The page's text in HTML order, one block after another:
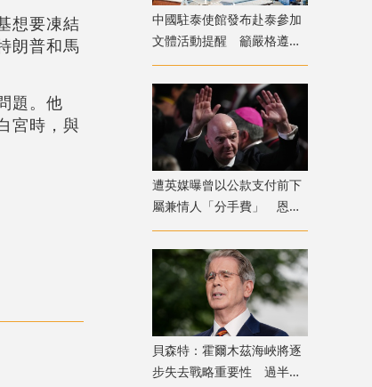
想要凍結
朗普和馬
題。他
宮時，與
中國駐泰使館發布赴泰參加
文體活動提醒 籲嚴格遵守
法律法規及信仰風俗
遭英媒曝曾以公款支付前下
屬兼情人「分手費」 恩芬
天奴否認指控
貝森特：霍爾木茲海峽將逐
步失去戰略重要性 過半能